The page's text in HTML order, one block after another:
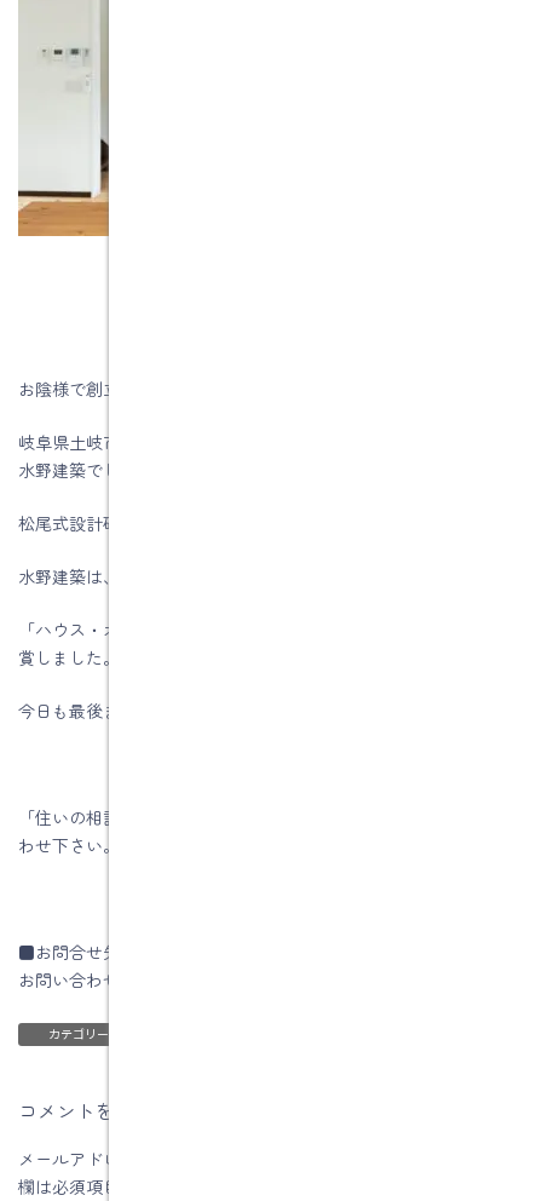
お陰様で創立５7周年を迎える事が出来ました。
岐阜県土岐市、注文住宅＆省エネ・快適・健康リフォーム工事の
水野建築でした。
松尾式設計研修プログラム受講して実践しています。
水野建築は、ZEHビルダー★★★★(四つ星)です
「ハウス・オブ・ザ・イヤー・イン・エナジー2019」優秀賞を受
賞しました。
今日も最後までお読みいただき、ありがとうございます♪
「住いの相談」はいつでも行っていますので、お気軽にお問い合
わせ下さい。
■お問合せ先
お問い合わせはコチラです
カテゴリー
コメントを残す
メールアドレスが公開されることはありません。
欄は必須項目です